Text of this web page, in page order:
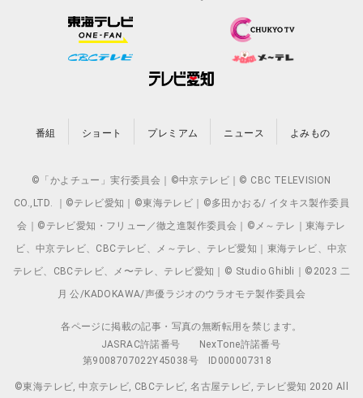
番組 ショート プレミアム ニュース よみもの
©「かよチュー」実行委員会｜©中京テレビ｜© CBC TELEVISION
CO.,LTD. ｜©テレビ愛知｜©東海テレビ｜©多田かおる/ イタキス製作委員
会｜©テレビ愛知・フリュー／徹之進製作委員会｜©メ～テレ｜東海テレ
ビ、中京テレビ、CBCテレビ、メ～テレ、テレビ愛知｜東海テレビ、中京
テレビ、CBCテレビ、メ〜テレ、テレビ愛知｜© Studio Ghibli｜©2023 二
月 公/KADOKAWA/声優ラジオのウラオモテ製作委員会
各ページに掲載の記事・写真の無断転用を禁じます。
JASRAC許諾番号
NexTone許諾番号
第9008707022Y45038号
ID000007318
©東海テレビ, 中京テレビ, CBCテレビ, 名古屋テレビ, テレビ愛知 2020 All